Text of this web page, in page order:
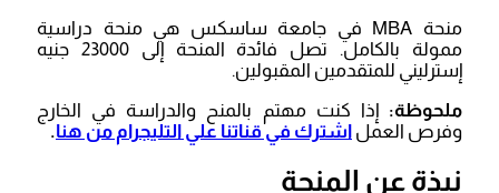
منحة MBA في جامعة ساسكس هي منحة دراسية
ممولة بالكامل. تصل فائدة المنحة إلى 23000 جنيه
إسترليني للمتقدمين المقبولين.
ملحوظة: إذا كنت مهتم بالمنح والدراسة في الخارج
وفرص العمل اشترك في قناتنا علي التليجرام من هنا.
نبذة عن المنحة